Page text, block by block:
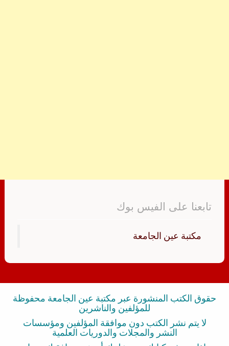
تابعنا على الفيس بوك
‏مكتبة عين الجامعة‏
حقوق الكتب المنشورة عبر مكتبة عين الجامعة محفوظة
للمؤلفين والناشرين
لا يتم نشر الكتب دون موافقة المؤلفين ومؤسسات
النشر والمجلات والدوريات العلمية